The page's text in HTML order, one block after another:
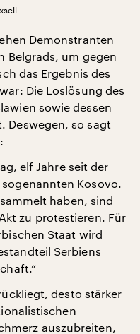
Demonstranten
Belgrads, um gegen
das Ergebnis des
Die Loslösung des
sowie dessen
Deswegen, so sagt
elf Jahre seit der
Kosovo.
haben, sind
zu protestieren. Für
Staat wird
Serbiens
desto stärker
auszubreiten,